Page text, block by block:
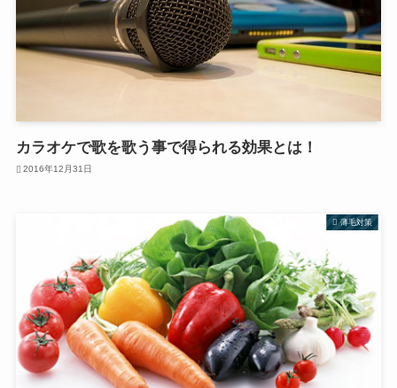
カラオケで歌を歌う事で得られる効果とは！
2016年12月31日
薄毛対策